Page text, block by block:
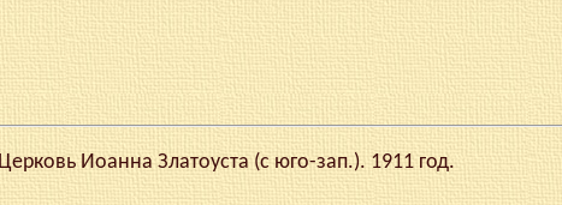
Иоанна Златоуста (с юго-зап.). 1911 год.